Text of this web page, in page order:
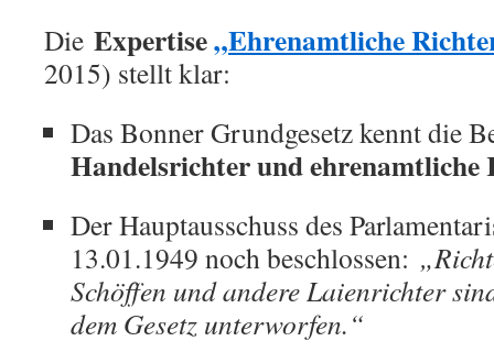
Die Expertise„Ehrenamtliche
2015) stellt klar:
Das Bonner Grundgesetz kennt die
Handelsrichter und ehrenamtliche
Der Hauptausschuss des
13.01.1949 noch beschlossen:
Schöffen und andere Laienrichter
dem Gesetz unterworfen.“